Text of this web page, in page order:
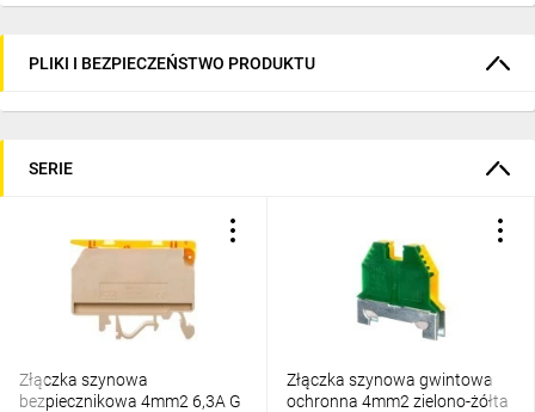
PLIKI I BEZPIECZEŃSTWO PRODUKTU
SERIE
Złączka szynowa
bezpiecznikowa 4mm2 6,3A G
Złączka szynowa gwintowa
ochronna 4mm2 zielono-żółta